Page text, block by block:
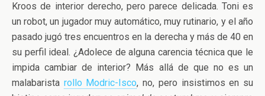
Kroos de interior derecho, pero parece delicada. Toni es
un robot, un jugador muy automático, muy rutinario, y el año
pasado jugó tres encuentros en la derecha y más de 40 en
su perfil ideal. ¿Adolece de alguna carencia técnica que le
impida cambiar de interior? Más allá de que no es un
malabarista rollo Modric-Isco, no, pero insistimos en su